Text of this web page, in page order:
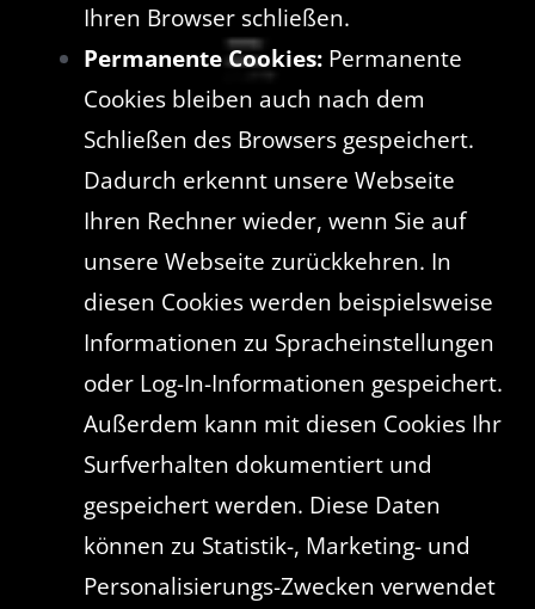
Ihren Browser schließen.
Permanente Cookies: Permanente
Cookies bleiben auch nach dem
Schließen des Browsers gespeichert.
Dadurch erkennt unsere Webseite
Ihren Rechner wieder, wenn Sie auf
unsere Webseite zurückkehren. In
diesen Cookies werden beispielsweise
Informationen zu Spracheinstellungen
oder Log-In-Informationen gespeichert.
Außerdem kann mit diesen Cookies Ihr
Surfverhalten dokumentiert und
gespeichert werden. Diese Daten
können zu Statistik-, Marketing- und
Personalisierungs-Zwecken verwendet